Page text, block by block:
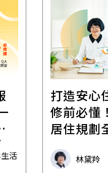
活
打造安心
修前必懂
居住規劃
林黛羚